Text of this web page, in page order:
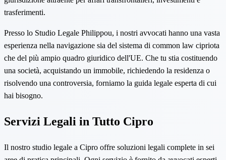
trasferimenti.
Presso lo Studio Legale Philippou, i nostri avvocati hanno una vasta
esperienza nella navigazione sia del sistema di common law cipriota
che del più ampio quadro giuridico dell'UE. Che tu stia costituendo
una società, acquistando un immobile, richiedendo la residenza o
risolvendo una controversia, forniamo la guida legale esperta di cui
hai bisogno.
Servizi Legali in Tutto Cipro
Il nostro studio legale a Cipro offre soluzioni legali complete in sei